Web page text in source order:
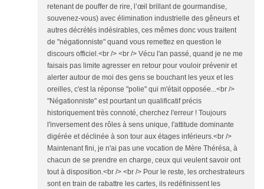
retenant de pouffer de rire, l’œil brillant de gourmandise,
souvenez-vous) avec élimination industrielle des gêneurs et
autres décrétés indésirables, ces mêmes donc vous traitent
de "négationniste" quand vous remettez en question le
discours officiel.<br /> <br /> Vécu l'an passé, quand je ne me
faisais pas limite agresser en retour pour vouloir prévenir et
alerter autour de moi des gens se bouchant les yeux et les
oreilles, c'est la réponse "polie" qui m'était opposée...<br />
"Négationniste" est pourtant un qualificatif précis
historiquement très connoté, cherchez l'erreur ! Toujours
l'inversement des rôles à sens unique, l'attitude dominante
digérée et déclinée à son tour aux étages inférieurs.<br />
Maintenant fini, je n'ai pas une vocation de Mère Thérésa, à
chacun de se prendre en charge, ceux qui veulent savoir ont
tout à disposition.<br /> <br /> Pour le reste, les orchestrateurs
sont en train de rabattre les cartes, ils redéfinissent les